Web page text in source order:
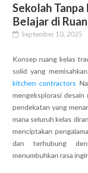
Sekolah Tanpa
Belajar di
September 10, 2025
Konsep ruang kelas
solid yang
kitchen contractors
mengeksplorasi desain
pendekatan yang
mana seluruh kelas
menciptakan
dan terhubung
menumbuhkan rasa